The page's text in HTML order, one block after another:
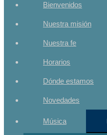
Bienvenidos
Nuestra misión
Nuestra fe
Horarios
Dónde estamos
Novedades
Música